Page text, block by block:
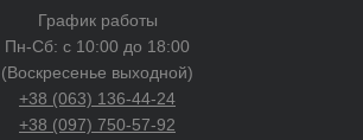
График работы
Пн-Сб: с 10:00 до 18:00
(Воскресенье выходной)
+38 (063) 136-44-24
+38 (097) 750-57-92